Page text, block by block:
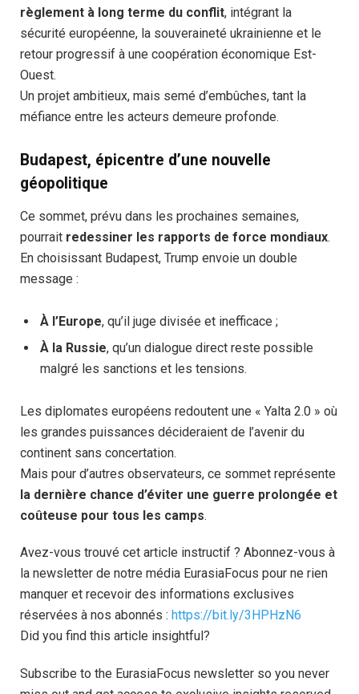
règlement à long terme du conflit, intégrant la
sécurité européenne, la souveraineté ukrainienne et le
retour progressif à une coopération économique Est-
Ouest.
Un projet ambitieux, mais semé d’embûches, tant la
méfiance entre les acteurs demeure profonde.
Budapest, épicentre d’une nouvelle
géopolitique
Ce sommet, prévu dans les prochaines semaines,
pourrait redessiner les rapports de force mondiaux.
En choisissant Budapest, Trump envoie un double
message :
À l’Europe, qu’il juge divisée et inefficace ;
À la Russie, qu’un dialogue direct reste possible
malgré les sanctions et les tensions.
Les diplomates européens redoutent une « Yalta 2.0 » où
les grandes puissances décideraient de l’avenir du
continent sans concertation.
Mais pour d’autres observateurs, ce sommet représente
la dernière chance d’éviter une guerre prolongée et
coûteuse pour tous les camps.
Avez-vous trouvé cet article instructif ? Abonnez-vous à
la newsletter de notre média EurasiaFocus pour ne rien
manquer et recevoir des informations exclusives
réservées à nos abonnés : https://bit.ly/3HPHzN6
Did you find this article insightful?
Subscribe to the EurasiaFocus newsletter so you never